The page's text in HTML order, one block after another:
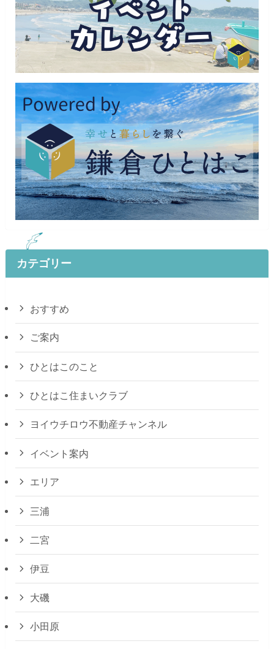
カテゴリー
おすすめ
ご案内
ひとはこのこと
ひとはこ住まいクラブ
ヨイウチロウ不動産チャンネル
イベント案内
エリア
三浦
二宮
伊豆
大磯
小田原